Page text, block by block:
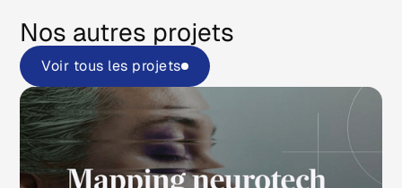
Nos autres projets
Voir tous les projets